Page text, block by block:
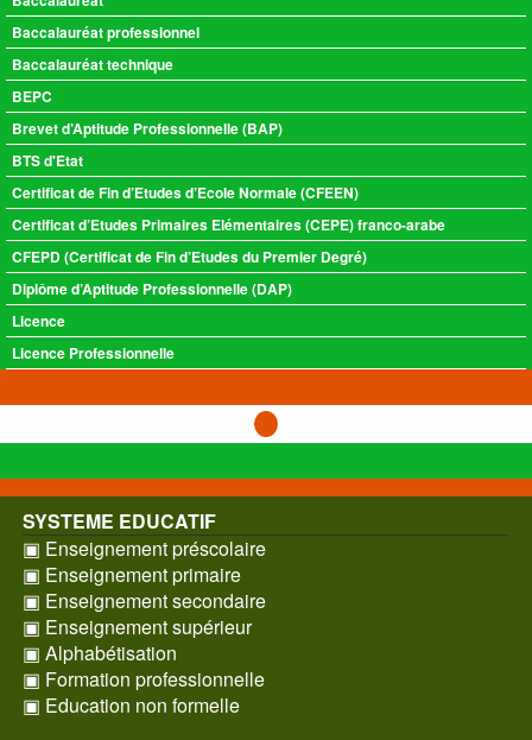
Baccalauréat professionnel
Baccalauréat technique
BEPC
Brevet d’Aptitude Professionnelle (BAP)
BTS d'Etat
Certificat de Fin d’Etudes d’Ecole Normale (CFEEN)
Certificat d’Etudes Primaires Elémentaires (CEPE) franco-arabe
CFEPD (Certificat de Fin d’Etudes du Premier Degré)
Diplôme d’Aptitude Professionnelle (DAP)
Licence
Licence Professionnelle
SYSTEME EDUCATIF
▣ Enseignement préscolaire
▣ Enseignement primaire
▣ Enseignement secondaire
▣ Enseignement supérieur
▣ Alphabétisation
▣ Formation professionnelle
▣ Education non formelle